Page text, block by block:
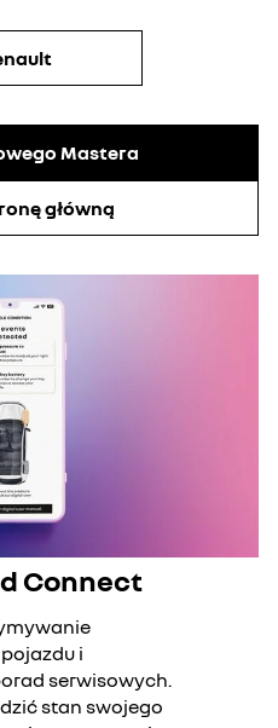
Mastera
główną
Connect
i
serwisowych.
stan swojego